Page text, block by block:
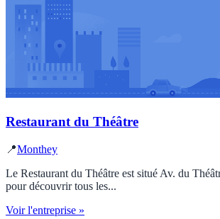
Restaurant du Théâtre
📍Monthey
Le Restaurant du Théâtre est situé Av. du
pour découvrir tous les...
Voir l'entreprise »